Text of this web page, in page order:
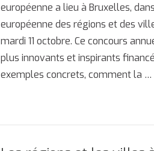
européenne a lieu à Bruxelles,
européenne des régions et des
mardi 11 octobre. Ce concours
plus innovants et inspirants
exemples concrets, comment la …